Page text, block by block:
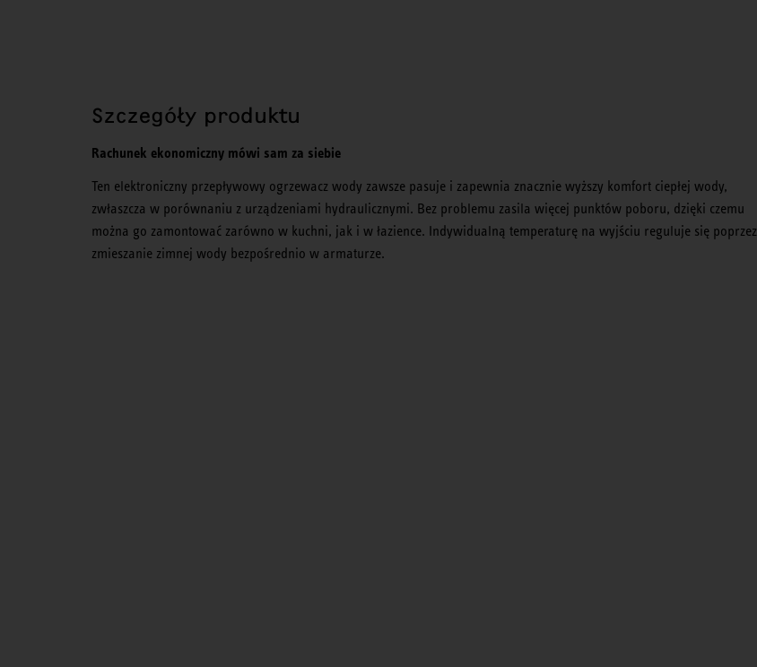
Szczegóły produktu
Rachunek ekonomiczny mówi sam za siebie
Ten elektroniczny przepływowy ogrzewacz wody zawsze pasuje i zapewnia znacznie wyższy komfort ciepłej wody,
zwłaszcza w porównaniu z urządzeniami hydraulicznymi. Bez problemu zasila więcej punktów poboru, dzięki czemu
można go zamontować zarówno w kuchni, jak i w łazience. Indywidualną temperaturę na wyjściu reguluje się poprzez
zmieszanie zimnej wody bezpośrednio w armaturze.